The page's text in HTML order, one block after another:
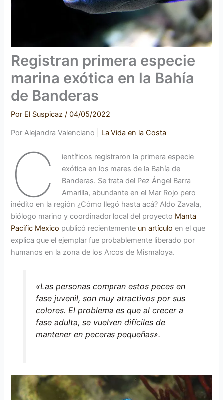
Registran primera especie
marina exótica en la Bahía
de Banderas
Por El Suspicaz/04/05/2022
Por Alejandra Valenciano | La Vida en la Costa
C
ientíficos registraron la primera especie
exótica en los mares de la Bahía de
Banderas. Se trata del Pez Ángel Barra
Amarilla, abundante en el Mar Rojo pero
inédito en la región ¿Cómo llegó hasta acá? Aldo Zavala,
biólogo marino y coordinador local del proyecto Manta
Pacific Mexico publicó recientemente un artículoen el que
explica que el ejemplar fue probablemente liberado por
humanos en la zona de los Arcos de Mismaloya.
«Las personas compran estos peces en
fase juvenil, son muy atractivos por sus
colores. El problema es que al crecer a
fase adulta, se vuelven difíciles de
mantener en peceras pequeñas».